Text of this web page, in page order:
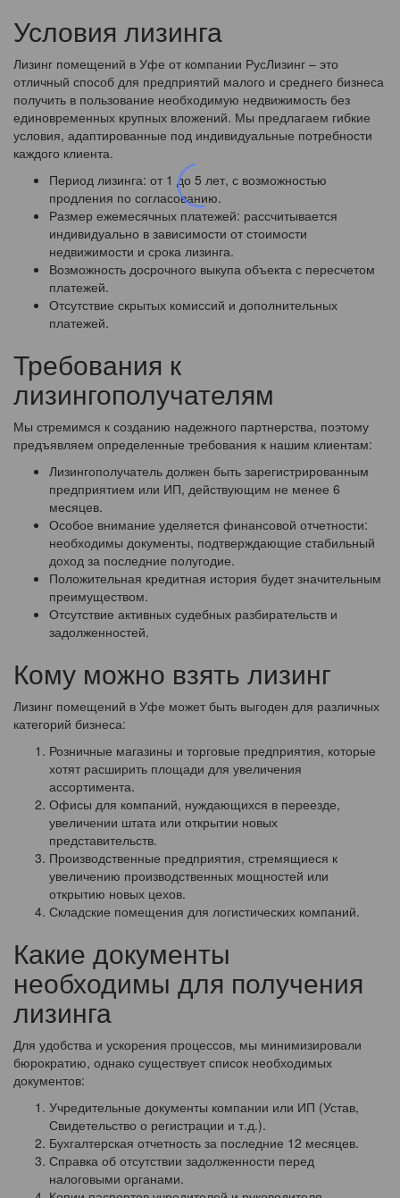
Условия лизинга
Лизинг помещений в Уфе от компании РусЛизинг – это
отличный способ для предприятий малого и среднего бизнеса
получить в пользование необходимую недвижимость без
единовременных крупных вложений. Мы предлагаем гибкие
условия, адаптированные под индивидуальные потребности
каждого клиента.
Период лизинга: от 1 до 5 лет, с возможностью
продления по согласованию.
Размер ежемесячных платежей: рассчитывается
индивидуально в зависимости от стоимости
недвижимости и срока лизинга.
Возможность досрочного выкупа объекта с пересчетом
платежей.
Отсутствие скрытых комиссий и дополнительных
платежей.
Требования к
лизингополучателям
Мы стремимся к созданию надежного партнерства, поэтому
предъявляем определенные требования к нашим клиентам:
Лизингополучатель должен быть зарегистрированным
предприятием или ИП, действующим не менее 6
месяцев.
Особое внимание уделяется финансовой отчетности:
необходимы документы, подтверждающие стабильный
доход за последние полугодие.
Положительная кредитная история будет значительным
преимуществом.
Отсутствие активных судебных разбирательств и
задолженностей.
Кому можно взять лизинг
Лизинг помещений в Уфе может быть выгоден для различных
категорий бизнеса:
Розничные магазины и торговые предприятия, которые
хотят расширить площади для увеличения
ассортимента.
Офисы для компаний, нуждающихся в переезде,
увеличении штата или открытии новых
представительств.
Производственные предприятия, стремящиеся к
увеличению производственных мощностей или
открытию новых цехов.
Складские помещения для логистических компаний.
Какие документы
необходимы для получения
лизинга
Для удобства и ускорения процессов, мы минимизировали
бюрократию, однако существует список необходимых
документов:
Учредительные документы компании или ИП (Устав,
Свидетельство о регистрации и т.д.).
Бухгалтерская отчетность за последние 12 месяцев.
Справка об отсутствии задолженности перед
налоговыми органами.